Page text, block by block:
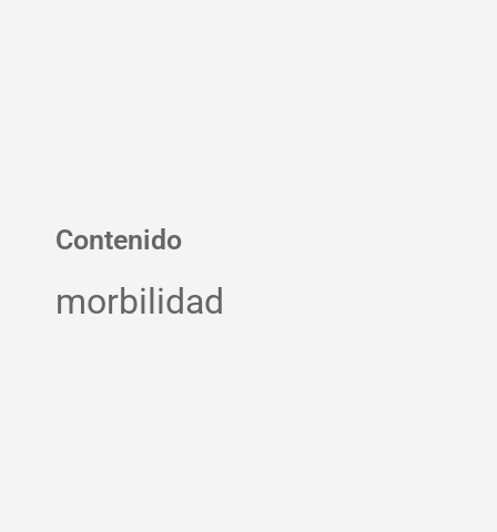
Contenido
morbilidad